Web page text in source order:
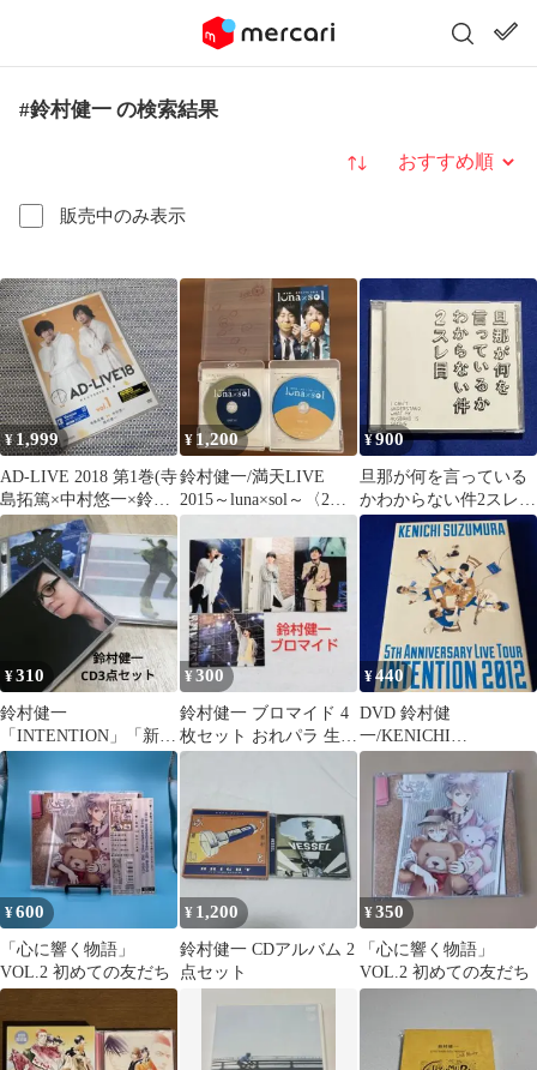
#鈴村健一 の検索結果
販売中のみ表示
並び替え
¥1,999
AD-LIVE 2018 第1巻(寺
島拓篤×中村悠一×鈴村
健一)〈2枚組〉
¥ 1,200
鈴村健一/満天LIVE
2015～luna×sol～〈2枚
¥900
旦那が何を言っている
かわからない件2スレ目
ゆるがぬふたり 愛の讃
歌 田村ゆかり
¥310
鈴村健一
「INTENTION」「新し
い音色」「ミトコンド
リア」3点セット
¥300
鈴村健一 ブロマイド 4
枚セット おれパラ 生写
真
¥440
DVD 鈴村健
一/KENICHI
SUZUMURA 5TH
ANNIVERSAR
¥600
「心に響く物語」
VOL.2 初めての友だち
¥ 1,200
鈴村健一 CDアルバム 2
点セット
¥350
「心に響く物語」
VOL.2 初めての友だち